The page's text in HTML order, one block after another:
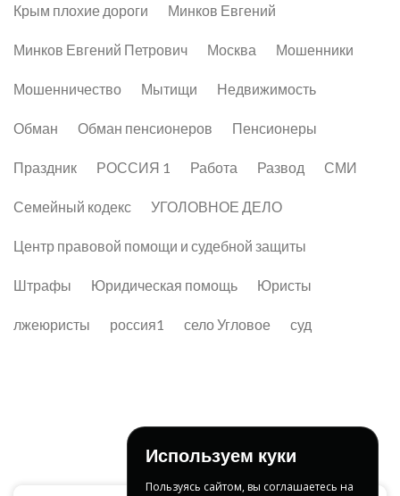
Крым плохие дороги Минков Евгений
Минков Евгений Петрович Москва Мошенники
Мошенничество Мытищи Недвижимость
Обман Обман пенсионеров Пенсионеры
Праздник РОССИЯ 1 Работа Развод СМИ
Семейный кодекс УГОЛОВНОЕ ДЕЛО
Центр правовой помощи и судебной защиты
Штрафы Юридическая помощь Юристы
лжеюристы россия1 село Угловое суд
Используем куки
Пользуясь сайтом, вы соглашаетесь на